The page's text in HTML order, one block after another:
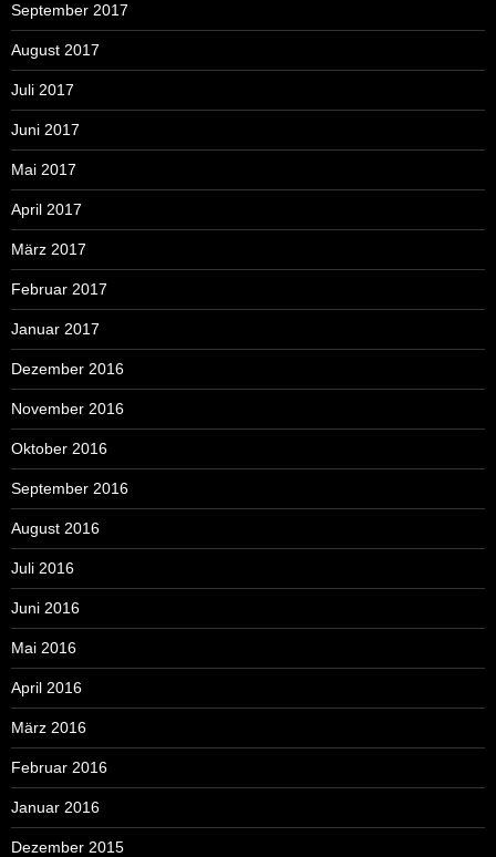
September 2017
August 2017
Juli 2017
Juni 2017
Mai 2017
April 2017
März 2017
Februar 2017
Januar 2017
Dezember 2016
November 2016
Oktober 2016
September 2016
August 2016
Juli 2016
Juni 2016
Mai 2016
April 2016
März 2016
Februar 2016
Januar 2016
Dezember 2015